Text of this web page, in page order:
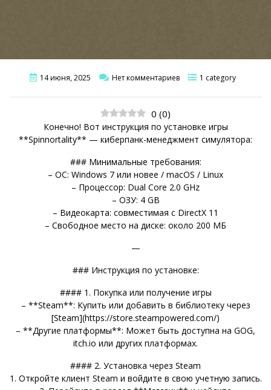
14 июня, 2025 Нет комментариев 1 category
0 (0)
Конечно! Вот инструкция по установке игры
**Spinnortality** — киберпанк-менеджмент симулятора:
### Минимальные требования:
– ОС: Windows 7 или новее / macOS / Linux
– Процессор: Dual Core 2.0 GHz
– ОЗУ: 4 GB
– Видеокарта: совместимая с DirectX 11
– Свободное место на диске: около 200 МБ
—
### Инструкция по установке:
#### 1. Покупка или получение игры
– **Steam**: Купить или добавить в библиотеку через
[Steam](https://store.steampowered.com/)
– **Другие платформы**: Может быть доступна на GOG,
itch.io или других платформах.
#### 2. Установка через Steam
1. Откройте клиент Steam и войдите в свою учетную запись.